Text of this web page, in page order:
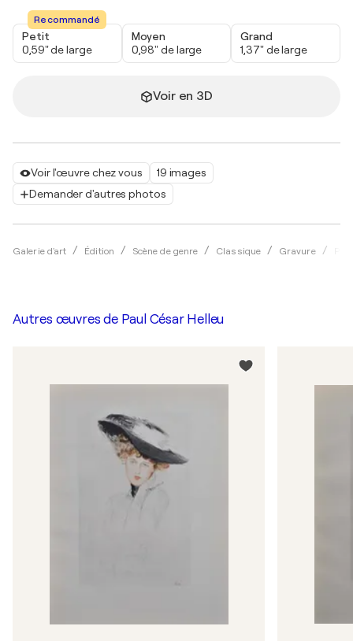
Voir l'œuvre chez vous
19 images
Demander d'autres photos
Galerie d'art Édition Scène de genre Classique Gravure
Recommandé
Petit
0,59" de large
Moyen
0,98" de large
Grand
1,37" de large
Voir en 3D
Autres œuvres de Paul César Helleu